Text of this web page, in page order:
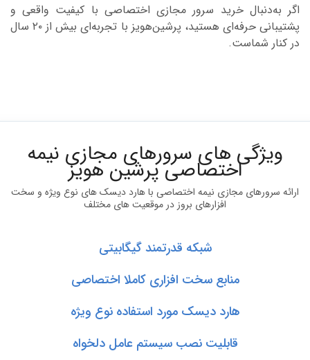
به‌دنبال خرید سرور مجازی اختصاصی با کیفیت واقعی و
پشتیبانی حرفه‌ای هستید، پرشین‌هویز با تجربه‌ای بیش از ۲۰ سال
کنار شماست.
ویژگی های سرورهای مجازی نیمه
اختصاصی پرشین هویز
سرورهای مجازی نیمه اختصاصی با هارد دیسک های نوع ویژه و سخت
افزارهای بروز در موقعیت های مختلف
شبکه قدرتمند گیگابیتی
منابع سخت افزاری کاملا اختصاصی
هارد دیسک مورد استفاده نوع ویژه
قابلیت نصب سیستم عامل دلخواه